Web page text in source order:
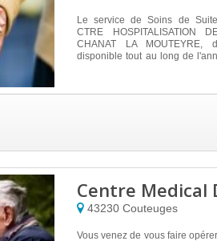
Le service de Soins de
CTRE HOSPITALISATION
CHANAT LA
disponible tout au long de
Centre Medical
43230 Couteuges
Vous venez de vous faire